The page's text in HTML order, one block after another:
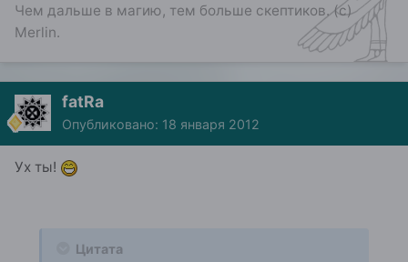
Чем дальше в магию, тем больше скептиков. (с)
Merlin.
fatRa
Опубликовано: 18 января 2012
Ух ты!
Цитата